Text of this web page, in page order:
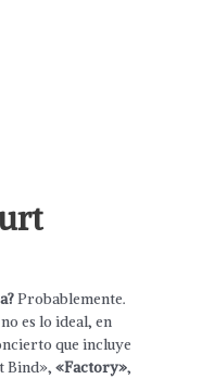
Probablemente.
es lo ideal, en
que incluye
Bind»,«Factory»,